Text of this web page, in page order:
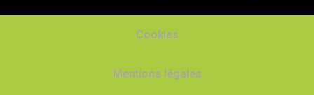
Cookies
Mentions légales